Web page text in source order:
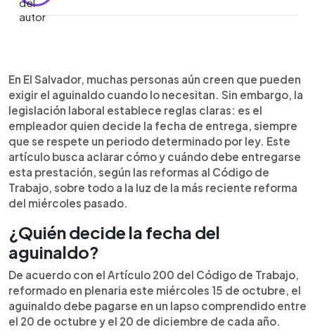
► Escuchar artículo
En El Salvador, el aguinaldo es un derecho laboral
obligatorio que se paga entre el 20 de octubre y
el 20 de diciembre (fechas ajustadas tras la
reforma del 15 de octubre de 2025), pero no
puede ser exigido en cualquier momento por el
trabajador. La ley establece que es el empleador
quien decide la fecha exacta dentro de ese
periodo. El monto varía según la antigüedad: 10
días de salario si tenés entre 1 y 3 años, 15 si tenés
hasta 10 años, y 18 días si superas ese tiempo.
Además, la ley garantiza un pago proporcional
incluso si aún no cumplís un año de servicio
continuo.
En El Salvador, muchas personas aún creen que pueden
exigir el aguinaldo cuando lo necesitan. Sin embargo, la
legislación laboral establece reglas claras: es el
empleador quien decide la fecha de entrega, siempre
que se respete un periodo determinado por ley. Este
artículo busca aclarar cómo y cuándo debe entregarse
esta prestación, según las reformas al Código de
Trabajo, sobre todo a la luz de la más reciente reforma
del miércoles pasado.
¿Quién decide la fecha del
aguinaldo?
De acuerdo con el Artículo 200 del Código de Trabajo,
reformado en plenaria este miércoles 15 de octubre, el
aguinaldo debe pagarse en un lapso comprendido entre
el 20 de octubre y el 20 de diciembre de cada año.